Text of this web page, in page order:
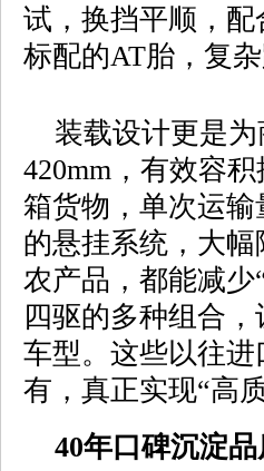
试，换挡平顺，
标配的AT胎，复
装载设计更是
420mm，有效容
箱货物，单次运
的悬挂系统，大
农产品，都能减
四驱的多种组合
车型。这些以往
有，真正实现“高质
40年口碑沉淀